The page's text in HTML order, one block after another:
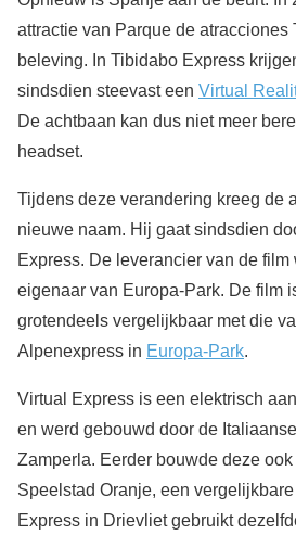
attractie van Parque de atracciones
beleving. In Tibidabo Express
sindsdien steevast een Virtual
De achtbaan kan dus niet meer
headset.
Tijdens deze verandering kreeg de
nieuwe naam. Hij gaat sindsdien
Express. De leverancier van de film
eigenaar van Europa-Park. De film
grotendeels vergelijkbaar met die
Alpenexpress in Europa-Park.
Virtual Express is een elektrisch
en werd gebouwd door de
Zamperla. Eerder bouwde deze ook
Speelstad Oranje, een
Express in Drievliet gebruikt